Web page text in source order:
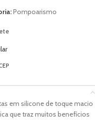
Pompoarismo
em silicone de toque macio
que traz muitos benefícios